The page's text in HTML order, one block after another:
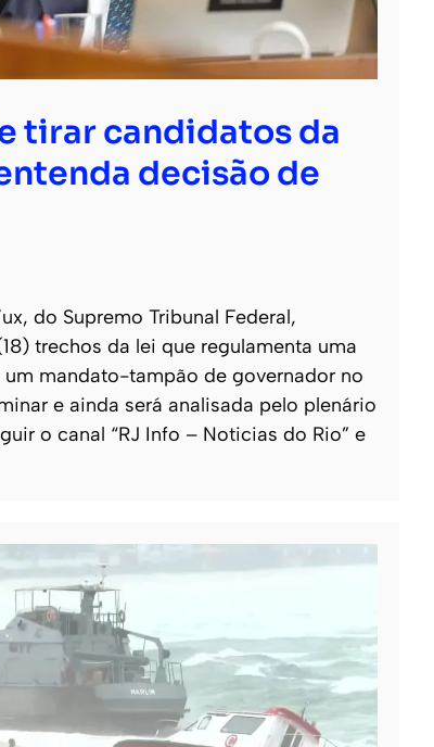
tirar candidatos da
decisão de
do Supremo Tribunal Federal,
trechos da lei que regulamenta uma
mandato-tampão de governador no
e ainda será analisada pelo plenário
o canal “RJ Info – Noticias do Rio” e